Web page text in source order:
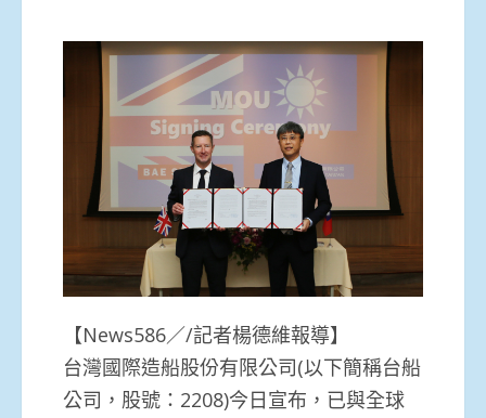
【News586／/記者楊德維報導】
台灣國際造船股份有限公司(以下簡稱台船
公司，股號：2208)今日宣布，已與全球